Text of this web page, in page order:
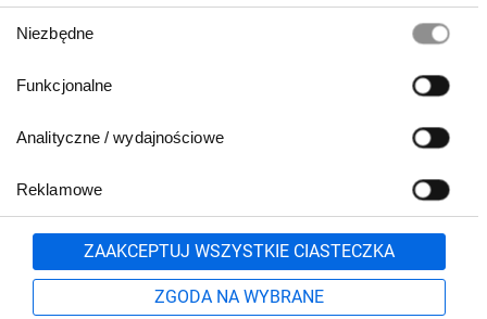
zgody
Niezbędne
Funkcjonalne
Analityczne / wydajnościowe
Reklamowe
ZAAKCEPTUJ WSZYSTKIE CIASTECZKA
ZGODA NA WYBRANE
801 500 700 lub
71 37 61 600
Formularz kontaktowy